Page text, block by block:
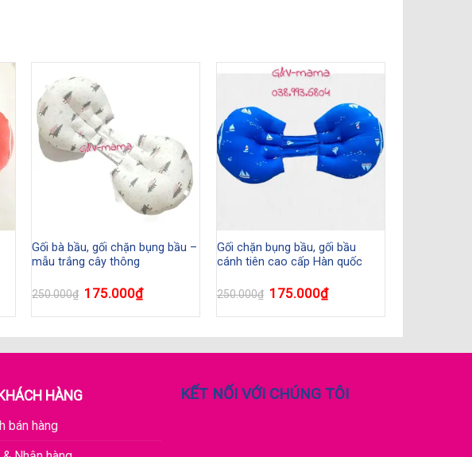
Gối bà bầu, gối chặn bụng bầu –
mẫu trắng cây thông
250.000₫ 175.000₫
Gối chặn bụng bầu, gối bầu
cánh tiên cao cấp Hàn quốc
250.000₫ 175.000₫
HÀNG
bán hàng
KẾT NỐI VỚI CHÚNG TÔI